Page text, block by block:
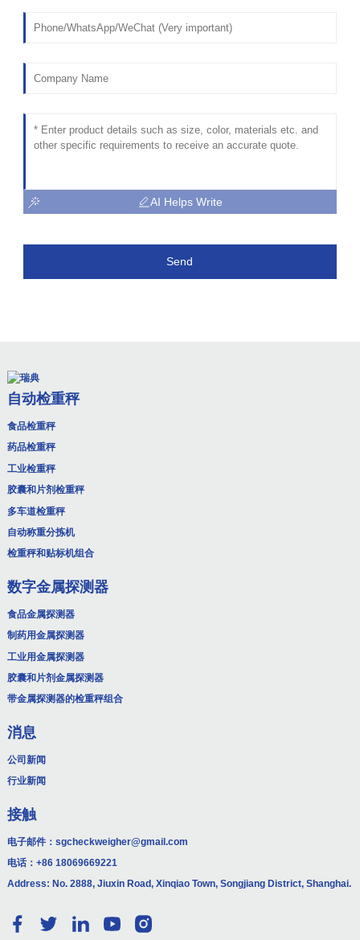
AI Helps Write
Send
自动检重秤
食品检重秤
药品检重秤
工业检重秤
胶囊和片剂检重秤
多车道检重秤
自动称重分拣机
检重秤和贴标机组合
数字金属探测器
食品金属探测器
制药用金属探测器
工业用金属探测器
胶囊和片剂金属探测器
带金属探测器的检重秤组合
消息
公司新闻
行业新闻
接触
电子邮件： sgcheckweigher@gmail.com
电话： +86 18069669221
Address: No. 2888, Jiuxin Road, Xinqiao Town, Songjiang District, Shanghai.